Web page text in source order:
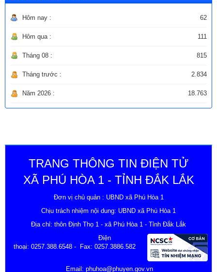
Hôm nay : 62
Hôm qua : 111
Tháng 08 : 815
Tháng trước : 2.834
Năm 2026 : 18.763
TRANG THÔNG TIN ĐIỆN TỬ
XÃ PHÚ HÒA 1 - TỈNH ĐẮK LẮK
Đơn vị chủ quản : UBND xã Phú Hòa 1
Chịu trách nhiệm nội dung: UBND xã Phú Hòa 1
Địa chỉ: thôn Định Thọ 1 - xã Phú Hòa 1 - Tỉnh Đắk Lắk
Điện
thoại: 0257.388.6548- Fax: 0257.3886.582
Email: phuhoa@phuyen.gov.vn